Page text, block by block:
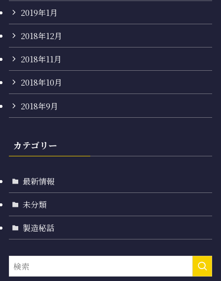
2019年1月
2018年12月
2018年11月
2018年10月
2018年9月
カテゴリー
最新情報
未分類
製造秘話